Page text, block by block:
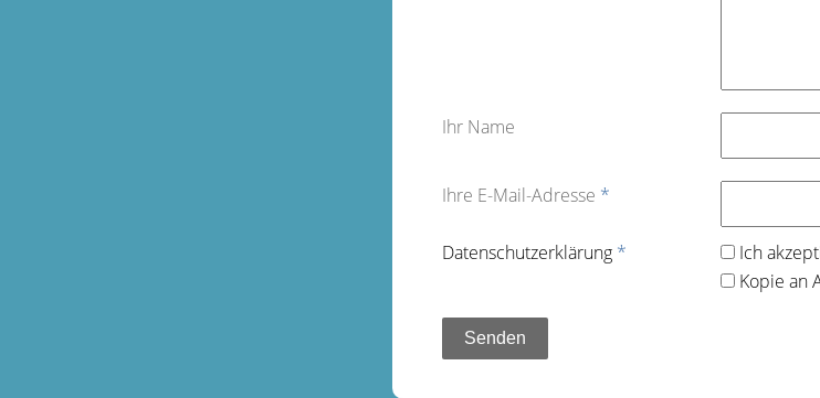
Ihr Name
Ihre E-Mail-Adresse *
Datenschutz­erklärung * Ich
Kopie an